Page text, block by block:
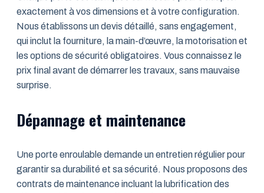
exactement à vos dimensions et à votre configuration.
Nous établissons un devis détaillé, sans engagement,
qui inclut la fourniture, la main-d’œuvre, la motorisation et
les options de sécurité obligatoires. Vous connaissez le
prix final avant de démarrer les travaux, sans mauvaise
surprise.
Dépannage et maintenance
Une porte enroulable demande un entretien régulier pour
garantir sa durabilité et sa sécurité. Nous proposons des
contrats de maintenance incluant la lubrification des